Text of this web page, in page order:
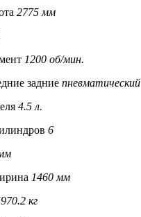
2775 мм
1200 об/мин.
задние пневматический
4.5 л.
6
1460 мм
кг